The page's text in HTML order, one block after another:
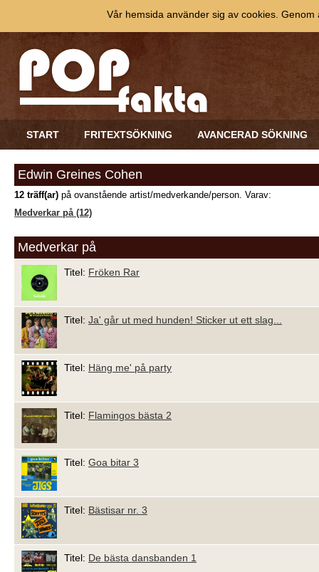
START FRITEXTSÖKNING AVANCERAD SÖKNING
Edwin Greines Cohen
12 träff(ar) på ovanstående artist/medverkande/person. Varav:
Medverkar på (12)
Medverkar på
Titel: Fröken Rar
Titel: Ja' går ut med hunden! Sticker ut ett slag...
Titel: Häng me' på party
Titel: Flamingos bästa 2
Titel: Goa bitar 3
Titel: Bästisar nr. 3
Titel: De bästa dansbanden 1
Vår hemsida använder sig av cookies.